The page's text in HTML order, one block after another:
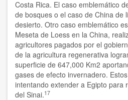
Costa Rica. El caso emblemático
de bosques o el caso de China de
desierto. Otro caso emblemático
Meseta de Loess en la China,
agricultores pagados por el
de la agricultura regenerativa
superficie de 647,000 Km2
gases de efecto invernadero.
intentando extender a Egipto para
del Sinai.17